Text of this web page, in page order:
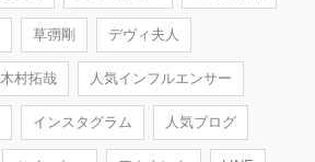
草彅剛 デヴィ夫人
木村拓哉 人気インフルエンサー
インスタグラム 人気ブログ